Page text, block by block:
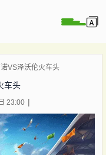
VS泽沃伦火车头
车头
23:00